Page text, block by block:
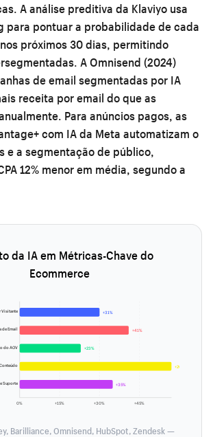
A análise preditiva da Klaviyo usa
para pontuar a probabilidade de cada
próximos 30 dias, permitindo
A Omnisend (2024)
de email segmentadas por IA
receita por email do que as
Para anúncios pagos, as
com IA da Meta automatizam o
e a segmentação de público,
12% menor em média, segundo a
da IA em Métricas-Chave do
Ecommerce
0% +15% +30% +45%
Visitante +31%
de Email +41%
do AOV +23%
+200%
Suporte +35%
Barilliance, Omnisend, HubSpot, Zendesk —